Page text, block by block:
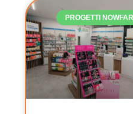
PROGETTI